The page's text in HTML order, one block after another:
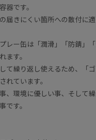
器です。
届きにくい箇所への散付に適
レー缶は「潤滑」「防錆」
ます。
て繰り返し使えるため、「
れています。
、環境に優しい事、そして
です。